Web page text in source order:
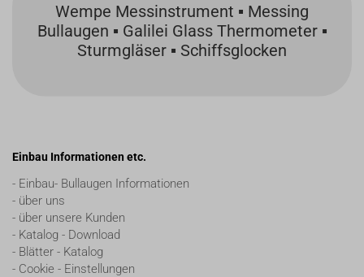
Wempe Messinstrument ▪ Messing
Bullaugen ▪ Galilei Glass Thermometer ▪
Sturmgläser ▪ Schiffsglocken
Einbau Informationen etc.
- Einbau- Bullaugen Informationen
- über uns
- über unsere Kunden
- Katalog - Download
- Blätter - Katalog
- Cookie - Einstellungen